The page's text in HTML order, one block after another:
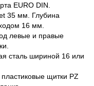
EURO DIN.
35 мм. Глубина
16 мм.
левые и правые
сталь шириной 16 или
щитки PZ